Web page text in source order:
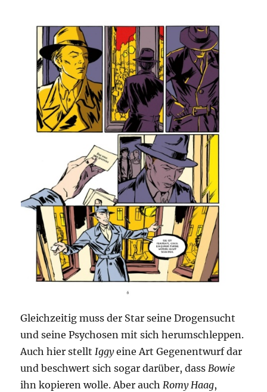
Gleichzeitig muss der Star seine Drogensucht
und seine Psychosen mit sich herumschleppen.
Auch hier stelltIggyeine Art Gegenentwurf dar
und beschwert sich sogar darüber, dassBowie
ihn kopieren wolle. Aber auchRomy Haag,